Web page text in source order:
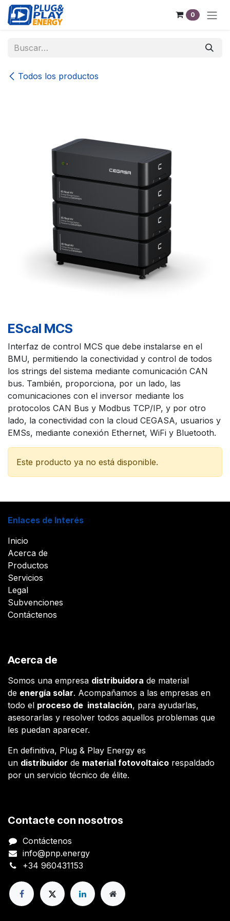
Ir al contenido
0
Todos los productos
EScal MCS
Interfaz de control MCS que debe instalarse en el
BMU, permitiendo la conectividad y control de todos
los strings del sistema mediante comunicación CAN
bus. También, proporciona, por un lado, las
comunicaciones con el inversor mediante los
protocolos CAN Bus y Modbus TCP/IP, y por otro
lado, la conectividad con la cloud CEGASA, usuarios y
EMSs, mediante conexión Ethernet, WiFi y Bluetooth.
Este producto ya no está disponible.
Enlaces de Interés
Inicio
Acerca de
Productos
Servicios
Legal
Subvenciones
Contáctenos
Acerca de
Somos una empresa distribuidora de material
de energía solar. Acompañamos a las empresas en
todo el proceso de instalación, para ayudarlas,
asesorarlas y resolver todos aquellos problemas que
les puedan aparecer.
En definitiva, Plug & Play Energy es
un distribuidor de material fotovoltaico respaldado
por un servicio técnico de élite.
Contacte con nosotros
Contáctenos
info@pnp.energy
+34 960431153